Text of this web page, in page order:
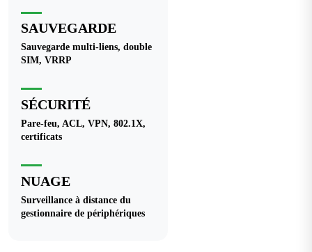
SAUVEGARDE
Sauvegarde multi-liens, double
SIM, VRRP
SÉCURITÉ
Pare-feu, ACL, VPN, 802.1X,
certificats
NUAGE
Surveillance à distance du
gestionnaire de périphériques